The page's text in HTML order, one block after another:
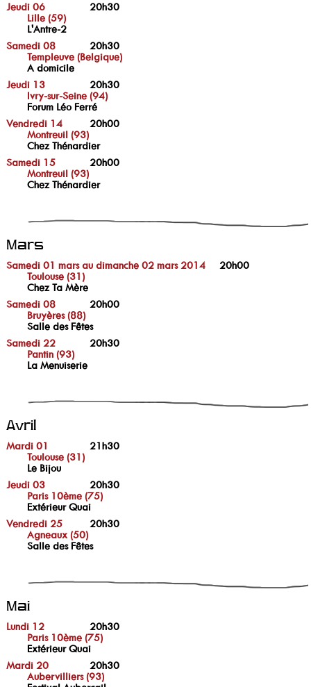
Jeudi 06
20h30
Lille (59)
L'Antre-2
Samedi 08
20h30
Templeuve (Belgique)
A domicile
Jeudi 13
20h30
Ivry-sur-Seine (94)
Forum Léo Ferré
Vendredi 14
20h00
Montreuil (93)
Chez Thénardier
Samedi 15
20h00
Montreuil (93)
Chez Thénardier
Mars
Samedi 01 mars au dimanche 02 mars 2014
20h00
Toulouse (31)
Chez Ta Mère
Samedi 08
20h00
Bruyères (88)
Salle des Fêtes
Samedi 22
20h30
Pantin (93)
La Menuiserie
Avril
Mardi 01
21h30
Toulouse (31)
Le Bijou
Jeudi 03
20h30
Paris 10ème (75)
Extérieur Quai
Vendredi 25
20h30
Agneaux (50)
Salle des Fêtes
Mai
Lundi 12
20h30
Paris 10ème (75)
Extérieur Quai
Mardi 20
20h30
Aubervilliers (93)